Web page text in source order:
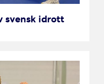
svensk idrott